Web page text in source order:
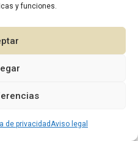
y funciones.
de privacidadAviso legal